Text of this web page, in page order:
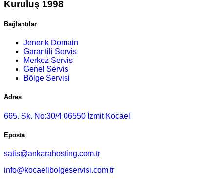
Kuruluş 1998
Bağlantılar
Jenerik Domain
Garantili Servis
Merkez Servis
Genel Servis
Bölge Servisi
Adres
665. Sk. No:30/4 06550 İzmit Kocaeli
Eposta
satis@ankarahosting.com.tr
info@kocaelibolgeservisi.com.tr